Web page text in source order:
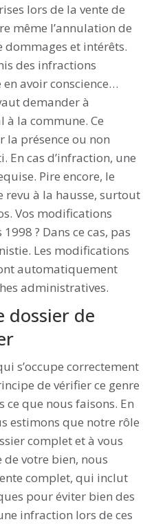
lors de la vente de
même l’annulation de
dommages et intérêts.
des infractions
avoir conscience…
demander à
la commune. Ce
présence ou non
En cas d’infraction, une
Pire encore, le
revu à la hausse, surtout
Vos modifications
? Dans ce cas, pas
Les modifications
automatiquement
administratives.
dossier de
s’occupe correctement
de vérifier ce genre
ce que nous faisons. En
estimons que notre rôle
complet et à vous
de votre bien, nous
complet, qui inclut
pour éviter bien des
infraction lors de ces